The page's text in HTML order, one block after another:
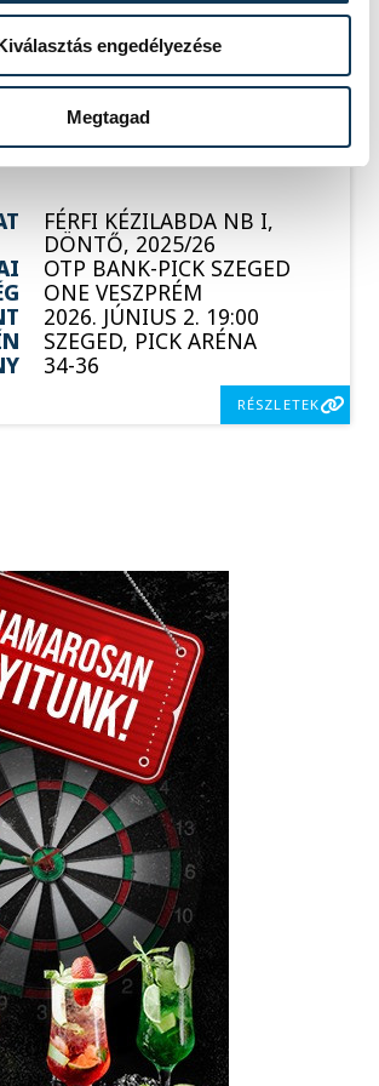
engedélyezése
Megtagad
ONE VESZPRÉM ARÉNA
38-36
RÉSZLETEK
FÉRFI KÉZILABDA NB I,
DÖNTŐ, 2025/26
OTP BANK-PICK SZEGED
ONE VESZPRÉM
2026. JÚNIUS 2. 19:00
SZEGED, PICK ARÉNA
34-36
RÉSZLETEK